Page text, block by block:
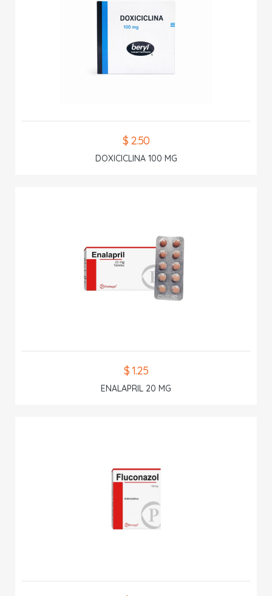
$ 2.50
DOXICICLINA 100 MG
$ 1.25
ENALAPRIL 20 MG